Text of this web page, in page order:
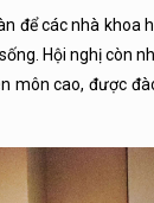
để các nhà
Hội nghị còn
môn cao, được